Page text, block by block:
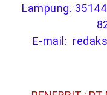
Lampung.
E-mail: